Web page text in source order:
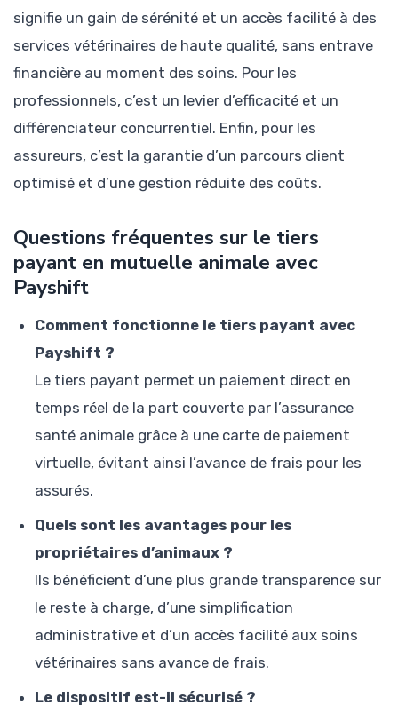
signifie un gain de sérénité et un accès facilité à des
services vétérinaires de haute qualité, sans entrave
financière au moment des soins. Pour les
professionnels, c’est un levier d’efficacité et un
différenciateur concurrentiel. Enfin, pour les
assureurs, c’est la garantie d’un parcours client
optimisé et d’une gestion réduite des coûts.
Questions fréquentes sur le tiers
payant en mutuelle animale avec
Payshift
Comment fonctionne le tiers payant avec
Payshift ?
Le tiers payant permet un paiement direct en
temps réel de la part couverte par l’assurance
santé animale grâce à une carte de paiement
virtuelle, évitant ainsi l’avance de frais pour les
assurés.
Quels sont les avantages pour les
propriétaires d’animaux ?
Ils bénéficient d’une plus grande transparence sur
le reste à charge, d’une simplification
administrative et d’un accès facilité aux soins
vétérinaires sans avance de frais.
Le dispositif est-il sécurisé ?